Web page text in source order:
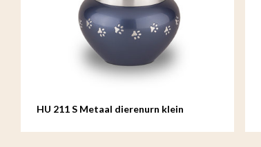
HU 211 S Metaal dierenurn klein